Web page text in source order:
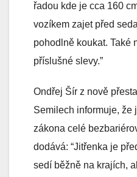
řadou kde je cca 160
vozíkem zajet před
pohodlně koukat. Také
příslušné slevy.”
Ondřej Šír z nově
Semilech informuje, že
zákona celé
dodává: “Jitřenka je
sedí běžně na krajích,